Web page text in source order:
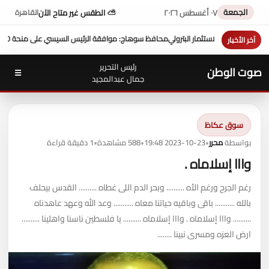
الجمعة ٠٧ أغسطس ٢٠٢٦ ⛅ الطقس غير متاح الآنالقاهرة
آخر الأخبار
بمشاركة السيسي على منحة 10 ملايين دولار تعزز التنمية بالمحافظة
صوت الوطن
رئيس التحرير
جمال عبدالمجيد
☰
سوق عكاظ
بواسطةمحرر•
2023-10-23 19:48
•588 مشاهدة •1 دقيقة قراءة
وااا إسلاماه .
رغم الجرح ورغم الأه .......... وبحر الدم اللى غطاه .......... القدس بيحلف
بالله ........... باقى وباقيه حياتنا معاه ........... وعد الله وعهد عاهدناه
.......... وااا إسلاماه . وااا إسلاماه .......... يا فلسطين ناسنا واهلينا ..........
ارض العزه ومسرى نبينا ........